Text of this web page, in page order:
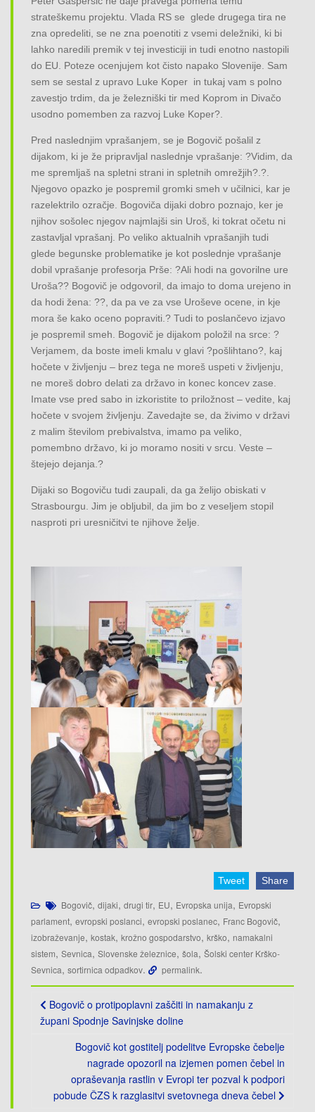
strateškemu projektu. Vlada RS se glede drugega tira ne
zna opredeliti, se ne zna poenotiti z vsemi deležniki, ki bi
lahko naredili premik v tej investiciji in tudi enotno nastopili
do EU. Poteze ocenjujem kot čisto napako Slovenije. Sam
sem se sestal z upravo Luke Koper in tukaj vam s polno
zavestjo trdim, da je železniški tir med Koprom in Divačo
usodno pomemben za razvoj Luke Koper?.
Pred naslednjim vprašanjem, se je Bogovič pošalil z
dijakom, ki je že pripravljal naslednje vprašanje: ?Vidim, da
me spremljaš na spletni strani in spletnih omrežjih?.?.
Njegovo opazko je pospremil gromki smeh v učilnici, kar je
razelektrilo ozračje. Bogoviča dijaki dobro poznajo, ker je
njihov sošolec njegov najmlajši sin Uroš, ki tokrat očetu ni
zastavljal vprašanj. Po veliko aktualnih vprašanjih tudi
glede begunske problematike je kot poslednje vprašanje
dobil vprašanje profesorja Prše: ?Ali hodi na govorilne ure
Uroša?? Bogovič je odgovoril, da imajo to doma urejeno in
da hodi žena: ??, da pa ve za vse Uroševe ocene, in kje
mora še kako oceno popraviti.? Tudi to poslančevo izjavo
je pospremil smeh. Bogovič je dijakom položil na srce: ?
Verjamem, da boste imeli kmalu v glavi ?pošlihtano?, kaj
hočete v življenju – brez tega ne moreš uspeti v življenju,
ne moreš dobro delati za državo in konec koncev zase.
Imate vse pred sabo in izkoristite to priložnost – vedite, kaj
hočete v svojem življenju. Zavedajte se, da živimo v državi
z malim številom prebivalstva, imamo pa veliko,
pomembno državo, ki jo moramo nositi v srcu. Veste –
štejejo dejanja.?
Dijaki so Bogoviču tudi zaupali, da ga želijo obiskati v
Strasbourgu. Jim je obljubil, da jim bo z veseljem stopil
nasproti pri uresničitvi te njihove želje.
Tweet Share
Bogovič, dijaki, drugi tir, EU, Evropska unija, Evropski
parlament, evropski poslanci, evropski poslanec, Franc Bogovič,
izobraževanje, kostak, krožno gospodarstvo, krško, namakalni
sistem, Sevnica, Slovenske železnice, šola, Šolski center Krško-
Sevnica, sortirnica odpadkov. permalink.
Post
navigation
Bogovič o protipoplavni zaščiti in namakanju z
župani Spodnje Savinjske doline
Bogovič kot gostitelj podelitve Evropske čebelje
nagrade opozoril na izjemen pomen čebel in
opraševanja rastlin v Evropi ter pozval k podpori
pobude ČZS k razglasitvi svetovnega dneva čebel